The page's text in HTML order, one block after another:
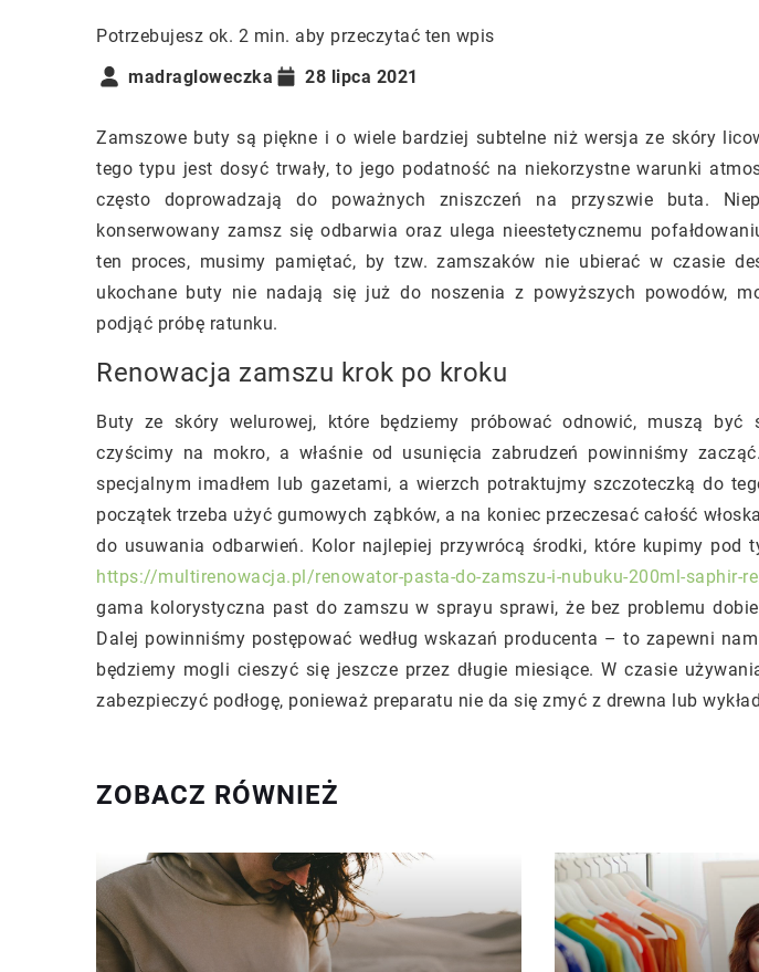
Potrzebujesz ok. 2 min. aby przeczytać ten wpis
madragloweczka
28 lipca 2021
Zamszowe buty są piękne i o wiele bardziej subtelne niż wersja ze skóry
tego typu jest dosyć trwały, to jego podatność na niekorzystne warunki
często doprowadzają do poważnych zniszczeń na przyszwie buta.
konserwowany zamsz się odbarwia oraz ulega nieestetycznemu
ten proces, musimy pamiętać, by tzw. zamszaków nie ubierać w czasie
ukochane buty nie nadają się już do noszenia z powyższych powodów,
podjąć próbę ratunku.
Renowacja zamszu krok po kroku
Buty ze skóry welurowej, które będziemy próbować odnowić, muszą być
czyścimy na mokro, a właśnie od usunięcia zabrudzeń powinniśmy
specjalnym imadłem lub gazetami, a wierzch potraktujmy szczoteczką do
początek trzeba użyć gumowych ząbków, a na koniec przeczesać całość
do usuwania odbarwień. Kolor najlepiej przywrócą środki, które kupimy pod
https://multirenowacja.pl/renowator-pasta-do-zamszu-i-nubuku-200ml-saphir-
gama kolorystyczna past do zamszu w sprayu sprawi, że bez problemu
Dalej powinniśmy postępować według wskazań producenta – to zapewni
będziemy mogli cieszyć się jeszcze przez długie miesiące. W czasie
zabezpieczyć podłogę, ponieważ preparatu nie da się zmyć z drewna lub
ZOBACZ RÓWNIEŻ